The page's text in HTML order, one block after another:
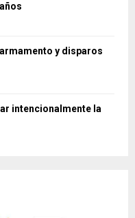
y disparos
intencionalmente la